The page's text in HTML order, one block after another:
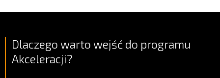
Dlaczego warto wejść do programu
Akceleracji?